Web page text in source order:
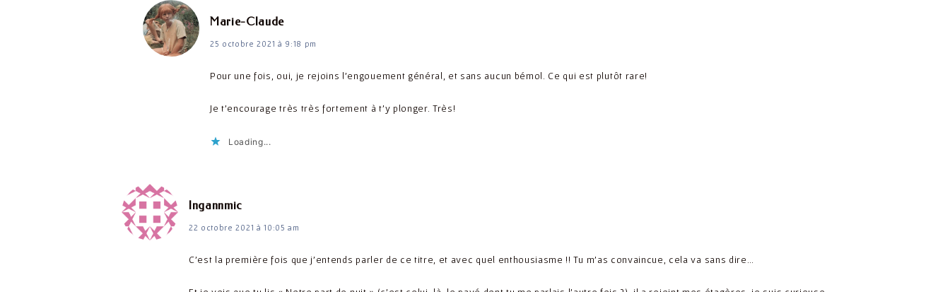
Marie-Claudedit :
25 octobre 2021 à 9:18 pm
Pour une fois, oui, je rejoins l’engouement général, et sans aucun bémol. Ce qui est plutôt rare!
Je t’encourage très très fortement à t’y plonger. Très!
Loading...
Ingannmicdit :
22 octobre 2021 à 10:05 am
C’est la première fois que j’entends parler de ce titre, et avec quel enthousiasme !! Tu m’as convaincue, cela va sans dire…